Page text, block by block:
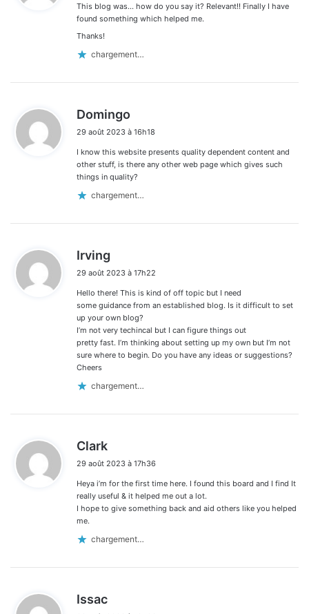
:
This blog was… how do you say it? Relevant!! Finally I have
found something which helped me.
Thanks!
chargement…
Domingo
t
:
29 août 2023 à 16h18
I know this website presents quality dependent content and
other stuff, is there any other web page which gives such
things in quality?
chargement…
Irving
t
:
29 août 2023 à 17h22
Hello there! This is kind of off topic but I need
some guidance from an established blog. Is it difficult to set
up your own blog?
I’m not very techincal but I can figure things out
pretty fast. I’m thinking about setting up my own but I’m not
sure where to begin. Do you have any ideas or suggestions?
Cheers
chargement…
Clark
t
:
29 août 2023 à 17h36
Heya i’m for the first time here. I found this board and I find It
really useful & it helped me out a lot.
I hope to give something back and aid others like you helped
me.
chargement…
Issac